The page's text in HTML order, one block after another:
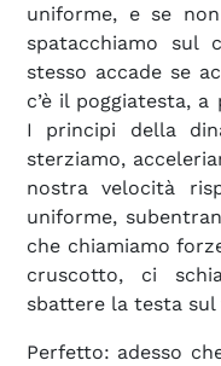
uniforme, e se
spatacchiamo
stesso accade se
c’è il poggiatesta,
I principi della
sterziamo,
nostra velocità
uniforme,
che chiamiamo
cruscotto, ci
sbattere la testa
Perfetto: adesso